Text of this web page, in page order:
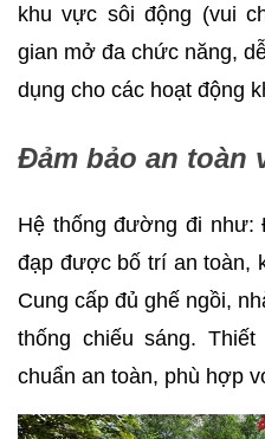
khu vực sôi động (vui
gian mở đa chức năng,
dụng cho các hoạt động
Đảm bảo an toàn
Hệ thống đường đi
đạp được bố trí an toàn,
Cung cấp đủ ghế ngồi,
thống chiếu sáng.
chuẩn an toàn, phù hợp